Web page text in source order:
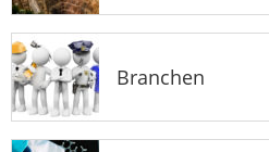
Branchen